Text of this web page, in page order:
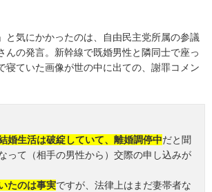
と気にかかったのは、自由民主党所属の参議
んの発言。新幹線で既婚男性と隣同士で座っ
寝ていた画像が世の中に出ての、謝罪コメン
婚生活は破綻していて、離婚調停中だと聞
って（相手の男性から）交際の申し込みが
たのは事実ですが、法律上はまだ妻帯者な